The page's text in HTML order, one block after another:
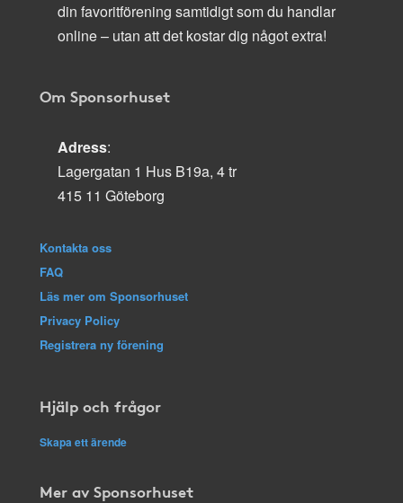
din favoritförening samtidigt som du handlar
online – utan att det kostar dig något extra!
Om Sponsorhuset
Adress:
Lagergatan 1 Hus B19a, 4 tr
415 11 Göteborg
Kontakta oss
FAQ
Läs mer om Sponsorhuset
Privacy Policy
Registrera ny förening
Hjälp och frågor
Skapa ett ärende
Mer av Sponsorhuset